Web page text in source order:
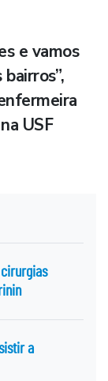
e vamos
USF
a